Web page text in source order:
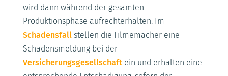
wird dann während der gesamten
Produktionsphase aufrechterhalten. Im
Schadensfallstellen die Filmemacher eine
Schadensmeldung bei der
Versicherungsgesellschaftein und erhalten eine